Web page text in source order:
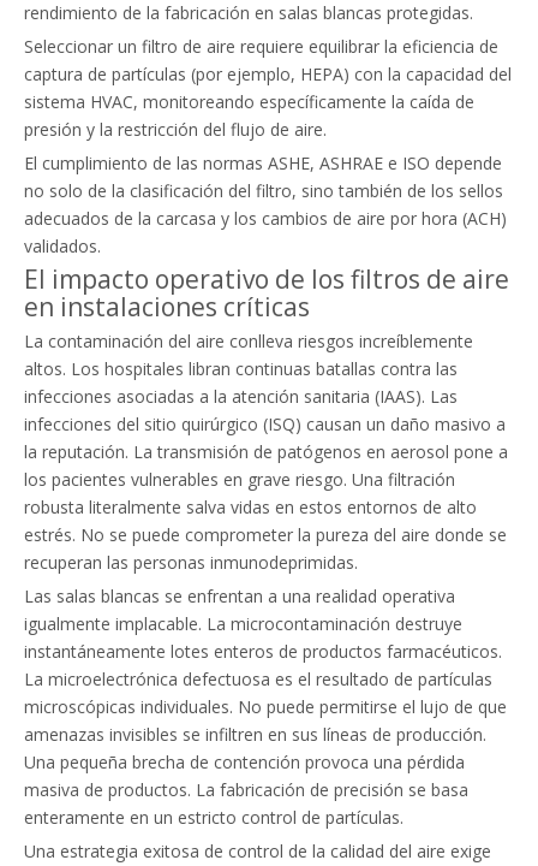
rendimiento de la fabricación en salas blancas protegidas.
Seleccionar un filtro de aire requiere equilibrar la eficiencia de
captura de partículas (por ejemplo, HEPA) con la capacidad del
sistema HVAC, monitoreando específicamente la caída de
presión y la restricción del flujo de aire.
El cumplimiento de las normas ASHE, ASHRAE e ISO depende
no solo de la clasificación del filtro, sino también de los sellos
adecuados de la carcasa y los cambios de aire por hora (ACH)
validados.
El impacto operativo de los filtros de aire
en instalaciones críticas
La contaminación del aire conlleva riesgos increíblemente
altos. Los hospitales libran continuas batallas contra las
infecciones asociadas a la atención sanitaria (IAAS). Las
infecciones del sitio quirúrgico (ISQ) causan un daño masivo a
la reputación. La transmisión de patógenos en aerosol pone a
los pacientes vulnerables en grave riesgo. Una filtración
robusta literalmente salva vidas en estos entornos de alto
estrés. No se puede comprometer la pureza del aire donde se
recuperan las personas inmunodeprimidas.
Las salas blancas se enfrentan a una realidad operativa
igualmente implacable. La microcontaminación destruye
instantáneamente lotes enteros de productos farmacéuticos.
La microelectrónica defectuosa es el resultado de partículas
microscópicas individuales. No puede permitirse el lujo de que
amenazas invisibles se infiltren en sus líneas de producción.
Una pequeña brecha de contención provoca una pérdida
masiva de productos. La fabricación de precisión se basa
enteramente en un estricto control de partículas.
Una estrategia exitosa de control de la calidad del aire exige